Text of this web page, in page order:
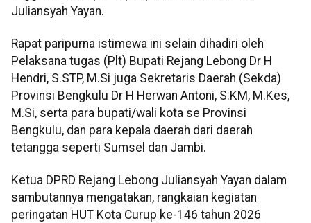
Juliansyah Yayan.
Rapat paripurna istimewa ini selain dihadiri oleh
Pelaksana tugas (Plt) Bupati Rejang Lebong Dr H
Hendri, S.STP, M.Si juga Sekretaris Daerah (Sekda)
Provinsi Bengkulu Dr H Herwan Antoni, S.KM, M.Kes,
M.Si, serta para bupati/wali kota se Provinsi
Bengkulu, dan para kepala daerah dari daerah
tetangga seperti Sumsel dan Jambi.
Ketua DPRD Rejang Lebong Juliansyah Yayan dalam
sambutannya mengatakan, rangkaian kegiatan
peringatan HUT Kota Curup ke-146 tahun 2026